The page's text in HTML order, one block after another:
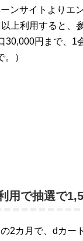
ンサイトよりエ
上利用すると、
30,000円まで、1
）
用で抽選で
2カ月で、dカー